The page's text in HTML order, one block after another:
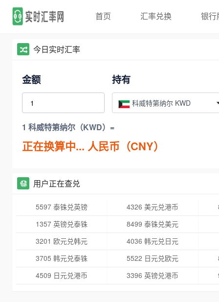
首页 汇率兑换 银行
今日实时汇率
金额 持有
科威特第纳尔 KWD
1 科威特第纳尔（KWD）=
正在换算中... 人民币（CNY）
用户正在查兑
5597 泰铢兑英镑 4326 美元兑港币
1357 英镑兑泰铢
8499 泰铢兑美元
3201 欧元兑韩元
4036 韩元兑日元
3705 韩元兑泰铢
5522 日元兑欧元
4509 日元兑港币
3396 英镑兑港币